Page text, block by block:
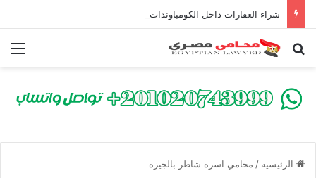
بحث عن
الرئيسية / محامي اسره شاطر بالجيزه